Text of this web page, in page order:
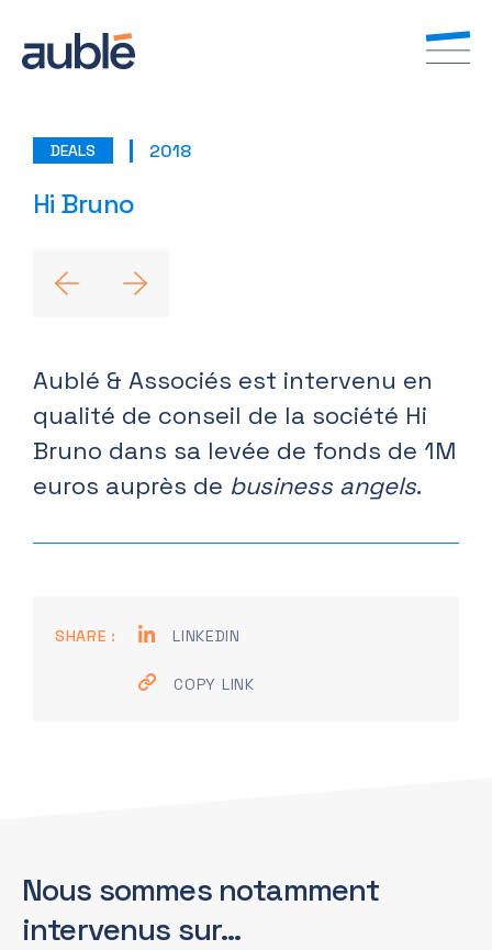
DEALS 2018
Hi Bruno
Aublé & Associés est intervenu en
qualité de conseil de la société Hi
Bruno dans sa levée de fonds de 1M
euros auprès de business angels.
SHARE : LINKEDIN
COPY LINK
Nous sommes notamment
intervenus sur…